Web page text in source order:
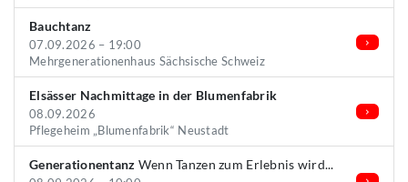
Bauchtanz
07.09.2026 – 19:00
Mehrgenerationenhaus Sächsische Schweiz
Elsässer Nachmittage in der Blumenfabrik
08.09.2026
Pflegeheim „Blumenfabrik“ Neustadt
Generationentanz Wenn Tanzen zum Erlebnis wird...